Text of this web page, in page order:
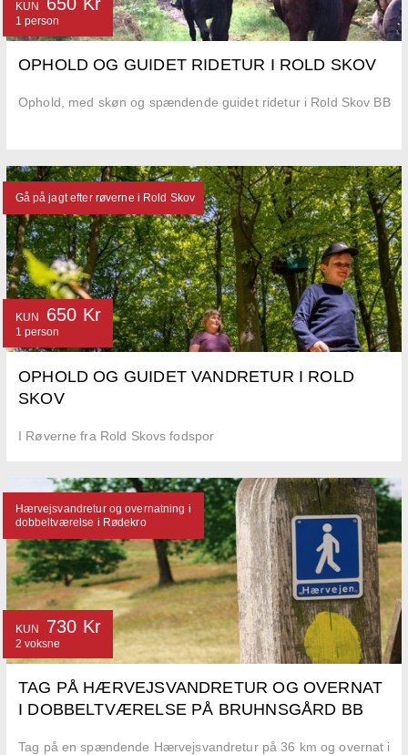
OPHOLD OG GUIDET RIDETUR I ROLD SKOV
Ophold, med skøn og spændende guidet ridetur i Rold Skov BB
KUN
1 person
OPHOLD OG GUIDET VANDRETUR I ROLD
SKOV
I Røverne fra Rold Skovs fodspor
Gå på jagt efter røverne i Rold Skov
KUN 650 Kr
1 person
TAG PÅ HÆRVEJSVANDRETUR OG OVERNAT
I DOBBELTVÆRELSE PÅ BRUHNSGÅRD BB
Tag på en spændende Hærvejsvandretur på 36 km og overnat i
Hærvejsvandretur og overnatning i
dobbeltværelse i Rødekro
KUN 730 Kr
2 voksne